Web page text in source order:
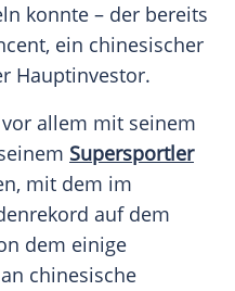
konnte – der bereits
, ein chinesischer
Hauptinvestor.
allem mit seinem
Supersportler
mit dem im
auf dem
dem einige
chinesische